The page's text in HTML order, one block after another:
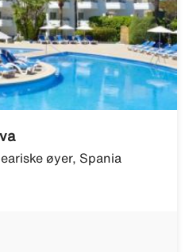
øyer, Spania